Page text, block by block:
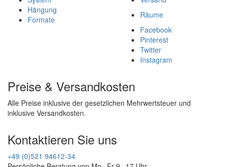
Hängung
Formate
Räume
Facebook
Pinterest
Twitter
Instagram
Preise & Versandkosten
Alle Preise inklusive der gesetzlichen Mehrwertsteuer und
inklusive Versandkosten.
Kontaktieren Sie uns
+49 (0)521 94612-34